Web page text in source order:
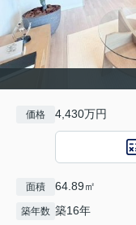
価格 4,430万円
面積 64.89㎡
築年数 築16年